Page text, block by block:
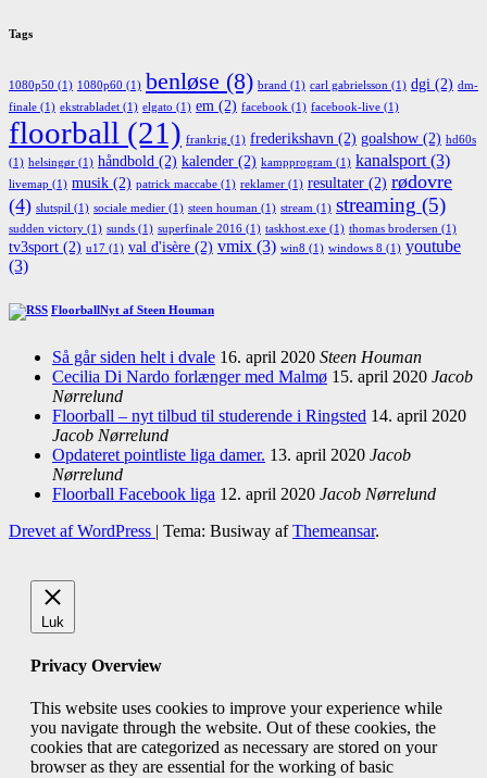
Tags
1080p50 (1) 1080p60 (1) benløse (8) brand (1) carl gabrielsson (1) dgi (2) dm-
finale (1) ekstrabladet (1) elgato (1) em (2) facebook (1) facebook-live (1)
floorball (21) frankrig (1) frederikshavn (2) goalshow (2) hd60s
(1) helsingør (1) håndbold (2) kalender (2) kampprogram (1) kanalsport (3)
livemap (1) musik (2) patrick maccabe (1) reklamer (1) resultater (2) rødovre
(4) slutspil (1) sociale medier (1) steen houman (1) stream (1) streaming (5)
sudden victory (1) sunds (1) superfinale 2016 (1) taskhost.exe (1) thomas brodersen (1)
tv3sport (2) u17 (1) val d'isère (2) vmix (3) win8 (1) windows 8 (1) youtube
(3)
FloorballNyt af Steen Houman
Så går siden helt i dvale 16. april 2020 Steen Houman
Cecilia Di Nardo forlænger med Malmø 15. april 2020 Jacob
Nørrelund
Floorball – nyt tilbud til studerende i Ringsted 14. april 2020
Jacob Nørrelund
Opdateret pointliste liga damer. 13. april 2020 Jacob
Nørrelund
Floorball Facebook liga 12. april 2020 Jacob Nørrelund
Drevet af WordPress | Tema: Busiway afThemeansar.
Luk
Privacy Overview
This website uses cookies to improve your experience while
you navigate through the website. Out of these cookies, the
cookies that are categorized as necessary are stored on your
browser as they are essential for the working of basic